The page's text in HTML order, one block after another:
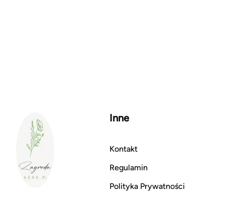
Inne
Kontakt
Regulamin
Polityka Prywatności